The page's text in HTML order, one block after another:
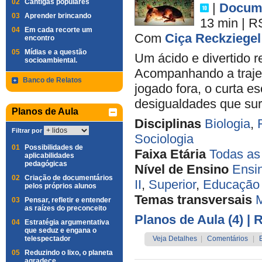
02 Cantigas populares
03 Aprender brincando
04
Em cada recorte um
encontro
05
Mídias e a questão
socioambiental.
Banco de Relatos
Planos de Aula
Filtrar por
01
Possibilidades de
aplicabilidades
pedagógicas
02 Criação de documentários
pelos próprios alunos
03
Pensar, refletir e entender
as raízes do preconceito
04
Estratégia argumentativa
que seduz e engana o
telespectador
05
Reduzindo o lixo, o planeta
|
13 min |
Com Ciça Reckziegel
Um ácido e divertido
Acompanhando a
jogado fora, o curta
desigualdades que
Disciplinas Biologia,
Sociologia
Faixa Etária Todas
Nível de Ensino
II, Superior,
Temas transversais
Planos de Aula (4) |
Veja Detalhes Comentários